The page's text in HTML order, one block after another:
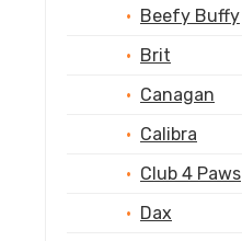
Beefy Buffy
Brit
Canagan
Calibra
Club 4 Paws
Dax